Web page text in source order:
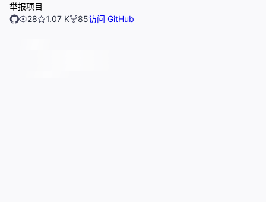
举报项目
28
1.07 K 85访问 GitHub